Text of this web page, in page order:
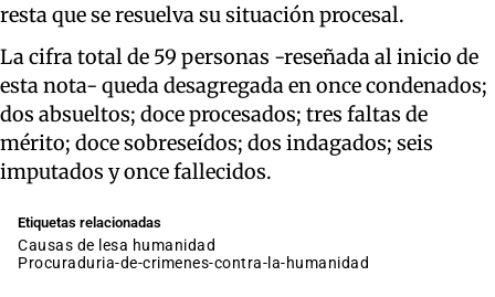
resta que se resuelva su situación procesal.
La cifra total de 59 personas -reseñada al inicio de
esta nota- queda desagregada en once condenados;
dos absueltos; doce procesados; tres faltas de
mérito; doce sobreseídos; dos indagados; seis
imputados y once fallecidos.
Etiquetas relacionadas
causas de lesa humanidad
procuraduria-de-crimenes-contra-la-humanidad